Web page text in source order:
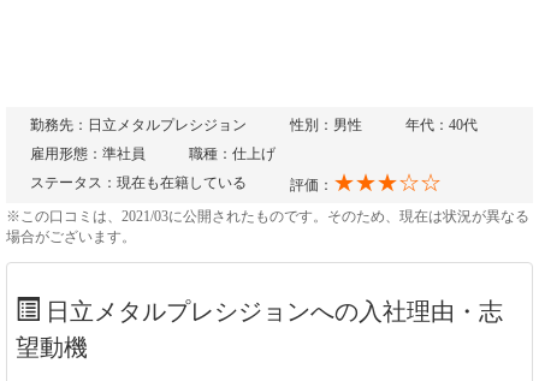
勤務先：日立メタルプレシジョン 性別：男性
年代：40代
雇用形態：準社員
職種：仕上げ
ステータス：現在も在籍している
評価： ★★★☆☆
※この口コミは、2021/03に公開されたものです。そのため、現在は状況が異なる
場合がございます。
日立メタルプレシジョンへの入社理由・志
望動機